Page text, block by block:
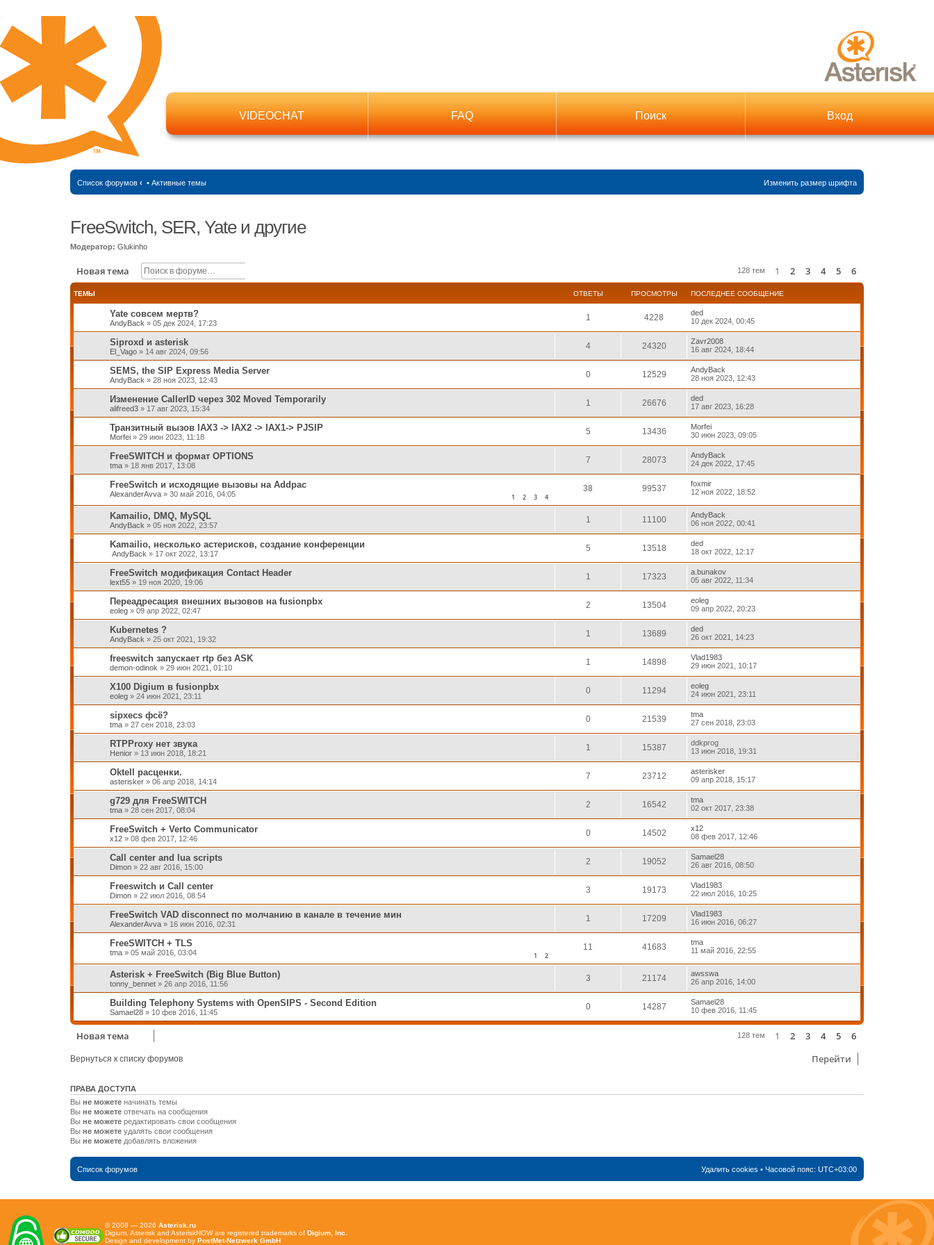
VIDEOCHAT FAQ Поиск Вход
Список форумов ‹ • Активные темы Изменить размер шрифта
FreeSwitch, SER, Yate и другие
Модератор: Glukinho
Новая тема 128 тем 1 2 3 4 5 6
ТЕМЫ ОТВЕТЫ ПРОСМОТРЫ ПОСЛЕДНЕЕ СООБЩЕНИЕ
Yate совсем мертв?
AndyBack» 05 дек 2024, 17:23
1 4228
ded
10 дек 2024, 00:45
Siproxd и asterisk
El_Vago» 14 авг 2024, 09:56
4 24320
Zavr2008
16 авг 2024, 18:44
SEMS, the SIP Express Media Server
AndyBack» 28 ноя 2023, 12:43
0 12529
AndyBack
28 ноя 2023, 12:43
Изменение CallerID через 302 Moved Temporarily
alifreed3» 17 авг 2023, 15:34
1 26676
ded
17 авг 2023, 16:28
Транзитный вызов IAX3 -> IAX2 -> IAX1-> PJSIP
Morfei» 29 июн 2023, 11:18
5 13436
Morfei
30 июн 2023, 09:05
FreeSWITCH и формат OPTIONS
tma» 18 янв 2017, 13:08
7 28073
AndyBack
24 дек 2022, 17:45
FreeSwitch и исходящие вызовы на Addpac
AlexanderAvva» 30 май 2016, 04:05 1 2 3 4
38 99537
foxmir
12 ноя 2022, 18:52
Kamailio, DMQ, MySQL
AndyBack » 05 ноя 2022, 23:57
1 11100
AndyBack
06 ноя 2022, 00:41
Kamailio, несколько астерисков, создание конференции
AndyBack » 17 окт 2022, 13:17
5 13518
ded
18 окт 2022, 12:17
FreeSwitch модификация Contact Header
lext55» 19 ноя 2020, 19:06
1 17323
a.bunakov
05 авг 2022, 11:34
Переадресация внешних вызовов на fusionpbx
eoleg» 09 апр 2022, 02:47
2 13504
eoleg
09 апр 2022, 20:23
Kubernetes ?
AndyBack » 25 окт 2021, 19:32
1 13689
ded
26 окт 2021, 14:23
freeswitch запускает rtp без ASK
demon-odinok » 29 июн 2021, 01:10
1 14898
Vlad1983
29 июн 2021, 10:17
X100 Digium в fusionpbx
eoleg» 24 июн 2021, 23:11
0 11294
eoleg
24 июн 2021, 23:11
sipxecs фсё?
tma» 27 сен 2018, 23:03
0 21539
tma
27 сен 2018, 23:03
RTPProxy нет звука
Henior» 13 июн 2018, 18:21
1 15387
ddkprog
13 июн 2018, 19:31
Oktell расценки.
asterisker» 06 апр 2018, 14:14
7 23712
asterisker
09 апр 2018, 15:17
g729 для FreeSWITCH
tma» 28 сен 2017, 08:04
2 16542
tma
02 окт 2017, 23:38
FreeSwitch + Verto Communicator
x12» 08 фев 2017, 12:46
0 14502
x12
08 фев 2017, 12:46
Call center and lua scripts
Dimon» 22 авг 2016, 15:00
2 19052
Samael28
26 авг 2016, 08:50
Freeswitch и Call center
Dimon» 22 июл 2016, 08:54
3 19173
Vlad1983
22 июл 2016, 10:25
FreeSwitch VAD disconnect по молчанию в канале в течение мин
AlexanderAvva» 16 июн 2016, 02:31
1 17209
Vlad1983
16 июн 2016, 06:27
FreeSWITCH + TLS
tma» 05 май 2016, 03:04 1 2
11 41683
tma
11 май 2016, 22:55
Asterisk + FreeSwitch (Big Blue Button)
tonny_bennet» 26 апр 2016, 11:56
3 21174
awsswa
26 апр 2016, 14:00
Building Telephony Systems with OpenSIPS - Second Edition
Samael28» 10 фев 2016, 11:45
0 14287
Samael28
10 фев 2016, 11:45
Новая тема 128 тем 1 2 3 4 5 6
Вернуться к списку форумов Перейти
ПРАВА ДОСТУПА
Вы не можетеначинать темы
Вы не можетеотвечать на сообщения
Вы не можетередактировать свои сообщения
Вы не можетеудалять свои сообщения
Вы не можетедобавлять вложения
Список форумов Удалить cookies • Часовой пояс:UTC+03:00
© 2008 — 2026 Asterisk.ru
Digium, Asterisk and AsteriskNOW are registered trademarks of Digium, Inc.
Design and development by PostMet-Netzwerk GmbH